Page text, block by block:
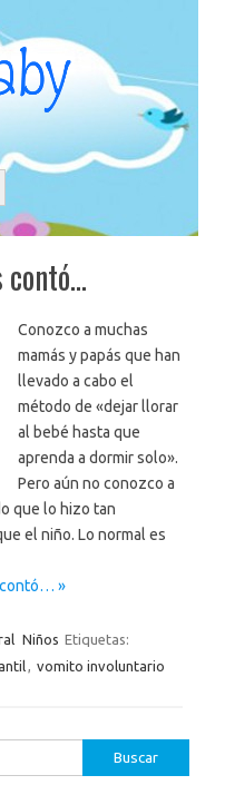
contó…
Conozco a muchas
mamás y papás que han
llevado a cabo el
método de «dejar llorar
al bebé hasta que
aprenda a dormir solo».
Pero aún no conozco a
que lo hizo tan
el niño. Lo normal es
contó… »
Niños Etiquetas:
, vomito involuntario